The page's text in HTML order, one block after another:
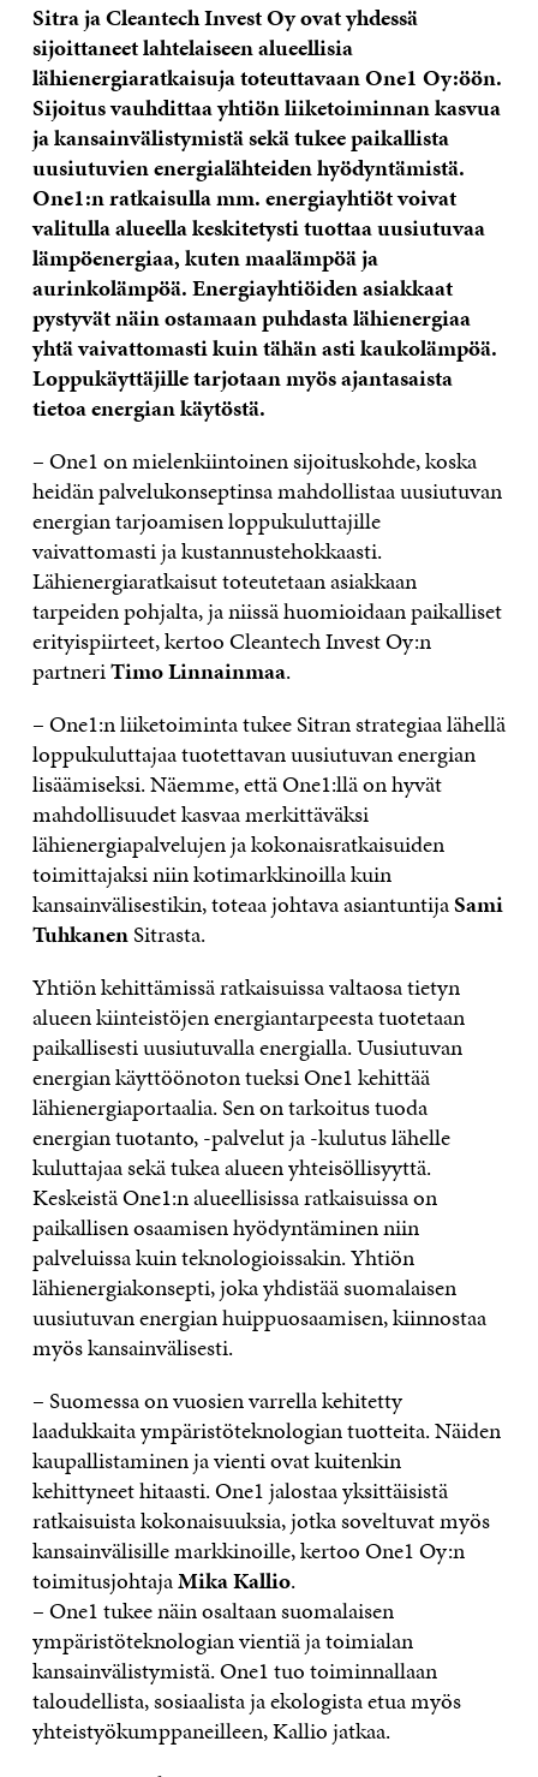
Sitra ja Cleantech Invest Oy ovat yhdessä
sijoittaneet lahtelaiseen alueellisia
lähienergiaratkaisuja toteuttavaan One1 Oy:öön.
Sijoitus vauhdittaa yhtiön liiketoiminnan kasvua
ja kansainvälistymistä sekä tukee paikallista
uusiutuvien energialähteiden hyödyntämistä.
One1:n ratkaisulla mm. energiayhtiöt voivat
valitulla alueella keskitetysti tuottaa uusiutuvaa
lämpöenergiaa, kuten maalämpöä ja
aurinkolämpöä. Energiayhtiöiden asiakkaat
pystyvät näin ostamaan puhdasta lähienergiaa
yhtä vaivattomasti kuin tähän asti kaukolämpöä.
Loppukäyttäjille tarjotaan myös ajantasaista
tietoa energian käytöstä.
– One1 on mielenkiintoinen sijoituskohde, koska
heidän palvelukonseptinsa mahdollistaa uusiutuvan
energian tarjoamisen loppukuluttajille
vaivattomasti ja kustannustehokkaasti.
Lähienergiaratkaisut toteutetaan asiakkaan
tarpeiden pohjalta, ja niissä huomioidaan paikalliset
erityispiirteet, kertoo Cleantech Invest Oy:n
partneriTimo Linnainmaa.
– One1:n liiketoiminta tukee Sitran strategiaa lähellä
loppukuluttajaa tuotettavan uusiutuvan energian
lisäämiseksi. Näemme, että One1:llä on hyvät
mahdollisuudet kasvaa merkittäväksi
lähienergiapalvelujen ja kokonaisratkaisuiden
toimittajaksi niin kotimarkkinoilla kuin
kansainvälisestikin, toteaa johtava asiantuntijaSami
TuhkanenSitrasta.
Yhtiön kehittämissä ratkaisuissa valtaosa tietyn
alueen kiinteistöjen energiantarpeesta tuotetaan
paikallisesti uusiutuvalla energialla. Uusiutuvan
energian käyttöönoton tueksi One1 kehittää
lähienergiaportaalia. Sen on tarkoitus tuoda
energian tuotanto, -palvelut ja -kulutus lähelle
kuluttajaa sekä tukea alueen yhteisöllisyyttä.
Keskeistä One1:n alueellisissa ratkaisuissa on
paikallisen osaamisen hyödyntäminen niin
palveluissa kuin teknologioissakin. Yhtiön
lähienergiakonsepti, joka yhdistää suomalaisen
uusiutuvan energian huippuosaamisen, kiinnostaa
myös kansainvälisesti.
– Suomessa on vuosien varrella kehitetty
laadukkaita ympäristöteknologian tuotteita. Näiden
kaupallistaminen ja vienti ovat kuitenkin
kehittyneet hitaasti. One1 jalostaa yksittäisistä
ratkaisuista kokonaisuuksia, jotka soveltuvat myös
kansainvälisille markkinoille, kertoo One1 Oy:n
toimitusjohtajaMika Kallio.
– One1 tukee näin osaltaan suomalaisen
ympäristöteknologian vientiä ja toimialan
kansainvälistymistä. One1 tuo toiminnallaan
taloudellista, sosiaalista ja ekologista etua myös
yhteistyökumppaneilleen, Kallio jatkaa.